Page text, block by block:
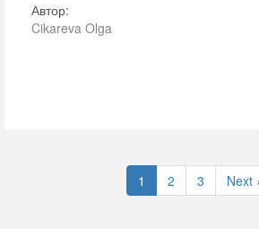
Автор:
Cikareva Olga
1 2 3 Next